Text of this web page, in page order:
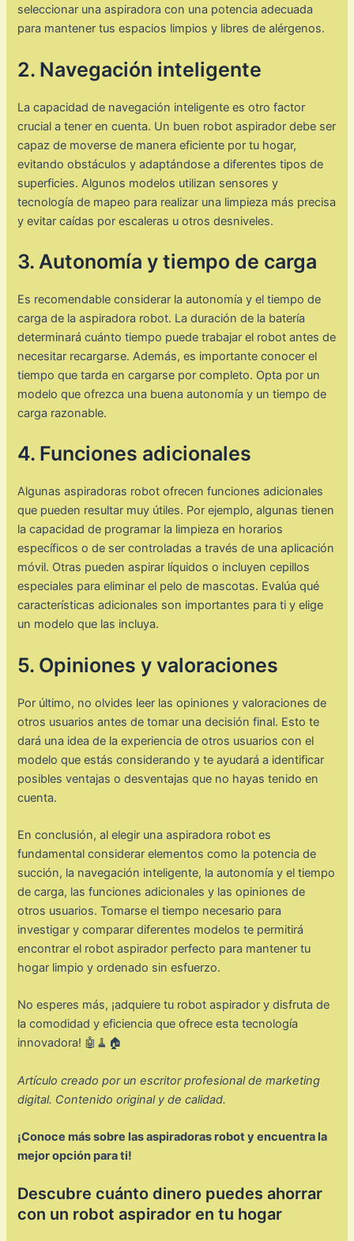
seleccionar una aspiradora con una potencia adecuada
para mantener tus espacios limpios y libres de alérgenos.
2. Navegación inteligente
La capacidad de navegación inteligente es otro factor
crucial a tener en cuenta. Un buen robot aspirador debe ser
capaz de moverse de manera eficiente por tu hogar,
evitando obstáculos y adaptándose a diferentes tipos de
superficies. Algunos modelos utilizan sensores y
tecnología de mapeo para realizar una limpieza más precisa
y evitar caídas por escaleras u otros desniveles.
3. Autonomía y tiempo de carga
Es recomendable considerar la autonomía y el tiempo de
carga de la aspiradora robot. La duración de la batería
determinará cuánto tiempo puede trabajar el robot antes de
necesitar recargarse. Además, es importante conocer el
tiempo que tarda en cargarse por completo. Opta por un
modelo que ofrezca una buena autonomía y un tiempo de
carga razonable.
4. Funciones adicionales
Algunas aspiradoras robot ofrecen funciones adicionales
que pueden resultar muy útiles. Por ejemplo, algunas tienen
la capacidad de programar la limpieza en horarios
específicos o de ser controladas a través de una aplicación
móvil. Otras pueden aspirar líquidos o incluyen cepillos
especiales para eliminar el pelo de mascotas. Evalúa qué
características adicionales son importantes para ti y elige
un modelo que las incluya.
5. Opiniones y valoraciones
Por último, no olvides leer las opiniones y valoraciones de
otros usuarios antes de tomar una decisión final. Esto te
dará una idea de la experiencia de otros usuarios con el
modelo que estás considerando y te ayudará a identificar
posibles ventajas o desventajas que no hayas tenido en
cuenta.
En conclusión, al elegir una aspiradora robot es
fundamental considerar elementos como la potencia de
succión, la navegación inteligente, la autonomía y el tiempo
de carga, las funciones adicionales y las opiniones de
otros usuarios. Tomarse el tiempo necesario para
investigar y comparar diferentes modelos te permitirá
encontrar el robot aspirador perfecto para mantener tu
hogar limpio y ordenado sin esfuerzo.
No esperes más, ¡adquiere tu robot aspirador y disfruta de
la comodidad y eficiencia que ofrece esta tecnología
innovadora! 🤖🧹🏠
Artículo creado por un escritor profesional de marketing
digital. Contenido original y de calidad.
¡Conoce más sobre las aspiradoras robot y encuentra la
mejor opción para ti!
Descubre cuánto dinero puedes ahorrar
con un robot aspirador en tu hogar